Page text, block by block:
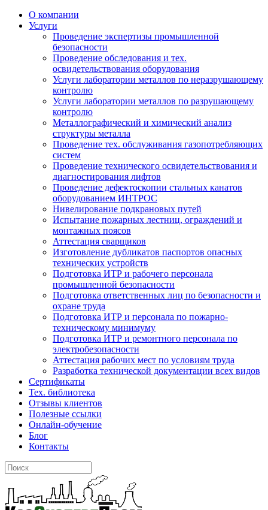
О компании
Услуги
Проведение экспертизы промышленной
безопасности
Проведение обследования и тех.
освидетельствования оборудования
Услуги лаборатории металлов по неразрушающему
контролю
Услуги лаборатории металлов по разрушающему
контролю
Металлографический и химический анализ
структуры металла
Проведение тех. обслуживания газопотребляющих
систем
Проведение технического освидетельствования и
диагностирования лифтов
Проведение дефектоскопии стальных канатов
оборудованием ИНТРОС
Нивелирование подкрановых путей
Испытание пожарных лестниц, ограждений и
монтажных поясов
Аттестация сварщиков
Изготовление дубликатов паспортов опасных
технических устройств
Подготовка ИТР и рабочего персонала
промышленной безопасности
Подготовка ответственных лиц по безопасности и
охране труда
Подготовка ИТР и персонала по пожарно-
техническому минимуму
Подготовка ИТР и ремонтного персонала по
электробезопасности
Аттестация рабочих мест по условиям труда
Разработка технической документации всех видов
Сертификаты
Тех. библиотека
Отзывы клиентов
Полезные ссылки
Онлайн-обучение
Блог
Контакты